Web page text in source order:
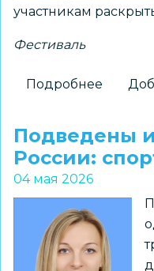
участникам
Фестиваль
Подробнее
детей
II
Подведены
России:
04 мая 2026